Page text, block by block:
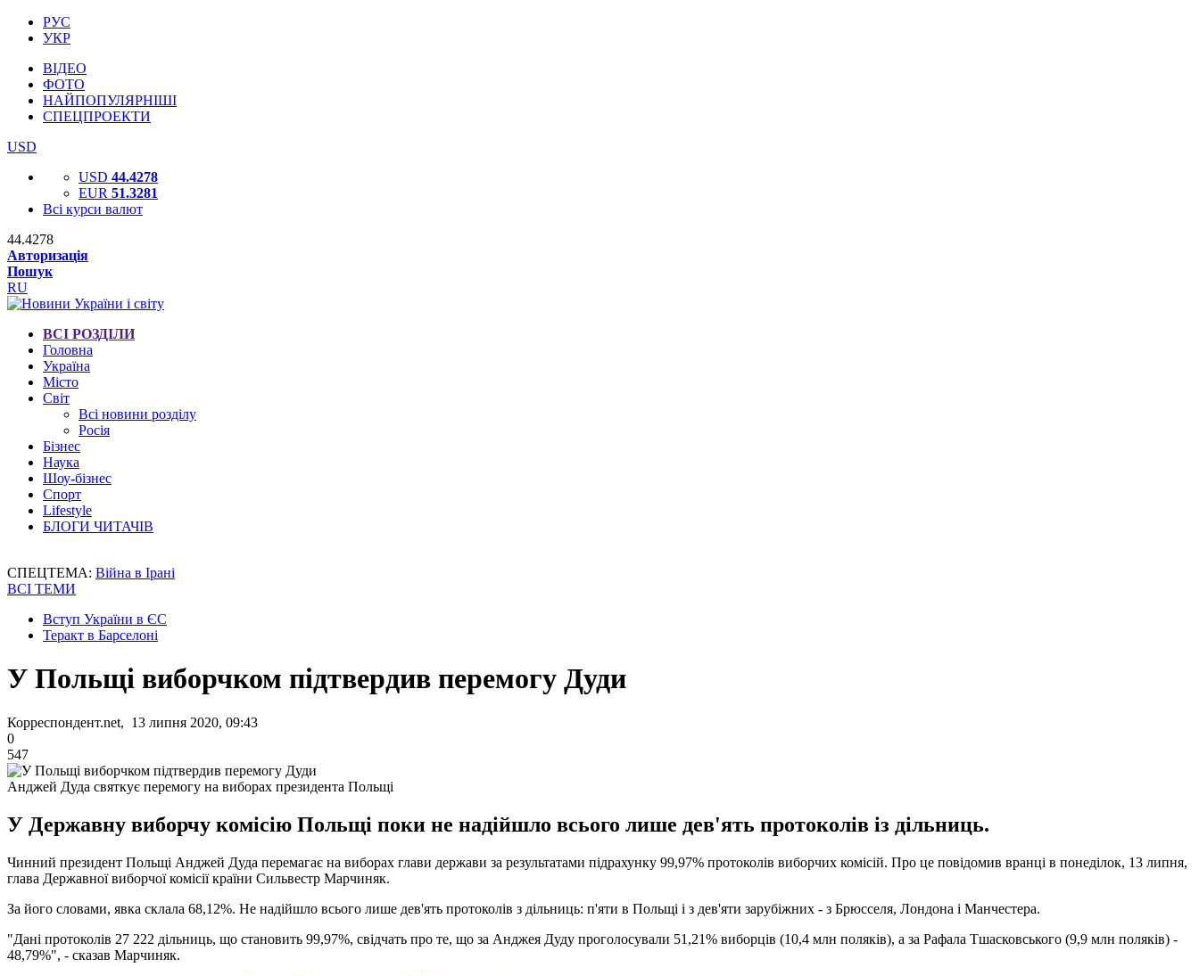
РУС
УКР
ВІДЕО
ФОТО
НАЙПОПУЛЯРНІШІ
СПЕЦПРОЕКТИ
USD
USD 44.4278
EUR 51.3281
Всі курси валют
44.4278
Авторизація
Пошук
RU
ВСІ РОЗДІЛИ
Головна
Україна
Місто
Світ
Всі новини розділу
Росія
Бізнес
Наука
Шоу-бізнес
Спорт
Lifestyle
БЛОГИ ЧИТАЧІВ
СПЕЦТЕМА: Війна в Ірані
ВСІ ТЕМИ
Вступ України в ЄС
Теракт в Барселоні
У Польщі виборчком підтвердив перемогу Дуди
Корреспондент.net, 13 липня 2020, 09:43
0
547
Анджей Дуда святкує перемогу на виборах президента Польщі
У Державну виборчу комісію Польщі поки не надійшло всього лише дев'ять протоколів із дільниць.
Чинний президент Польщі Анджей Дуда перемагає на виборах глави держави за результатами підрахунку 99,97% протоколів виборчих комісій. Про це повідомив вранці в понеділок, 13 липня,
глава Державної виборчої комісії країни Сильвестр Марчиняк.
За його словами, явка склала 68,12%. Не надійшло всього лише дев'ять протоколів з дільниць: п'яти в Польщі і з дев'яти зарубіжних - з Брюсселя, Лондона і Манчестера.
"Дані протоколів 27 222 дільниць, що становить 99,97%, свідчать про те, що за Анджея Дуду проголосували 51,21% виборців (10,4 млн поляків), а за Рафала Тшасковського (9,9 млн поляків) -
48,79%", - сказав Марчиняк.